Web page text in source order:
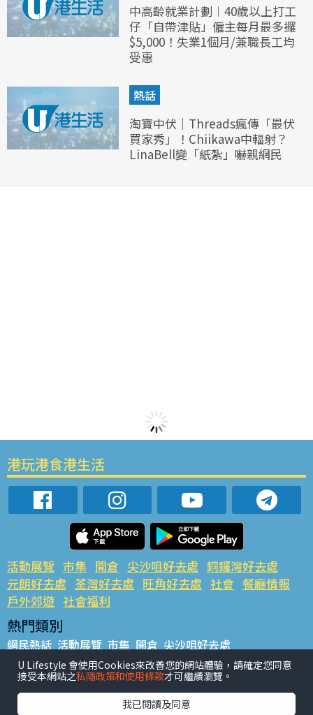
中高齡就業計劃︱40歲以上打工
仔「自帶津貼」僱主每月最多攞
$5,000！失業1個月/兼職長工均
受惠
熱話
淘寶中伏｜Threads瘋傳「最伏
買家秀」！Chiikawa中輻射？
LinaBell變「紙紮」嚇親網民
港玩港食港生活
活動展覽 市集 開倉 尖沙咀好去處 銅鑼灣好去處
元朗好去處 荃灣好去處 旺角好去處 社會 餐廳情報
戶外郊遊 社會福利
熱門類別
網民熱話 活動展覽 市集 開倉 尖沙咀好去處
銅鑼灣好去處 元朗好去處 荃灣好去處 旺角好去處 社會
餐廳情報 戶外郊遊
熱門標籤
U Lifestyle 會使用Cookies來改善您的網站體驗，請確定您同意
接受本網站之私隱政策和使用條款才可繼續瀏覽。
我已閱讀及同意